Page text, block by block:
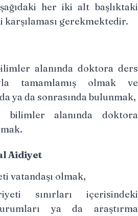
her iki alt başlıktaki
gerekmektedir.
alanında doktora ders
tamamlamış olmak ve
ya da sonrasında bulunmak,
bilimler alanında doktora
Aidiyet
vatandaşı olmak,
sınırları içerisindeki
ya da araştırma